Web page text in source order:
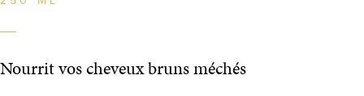
Nourrit vos cheveux bruns méchés